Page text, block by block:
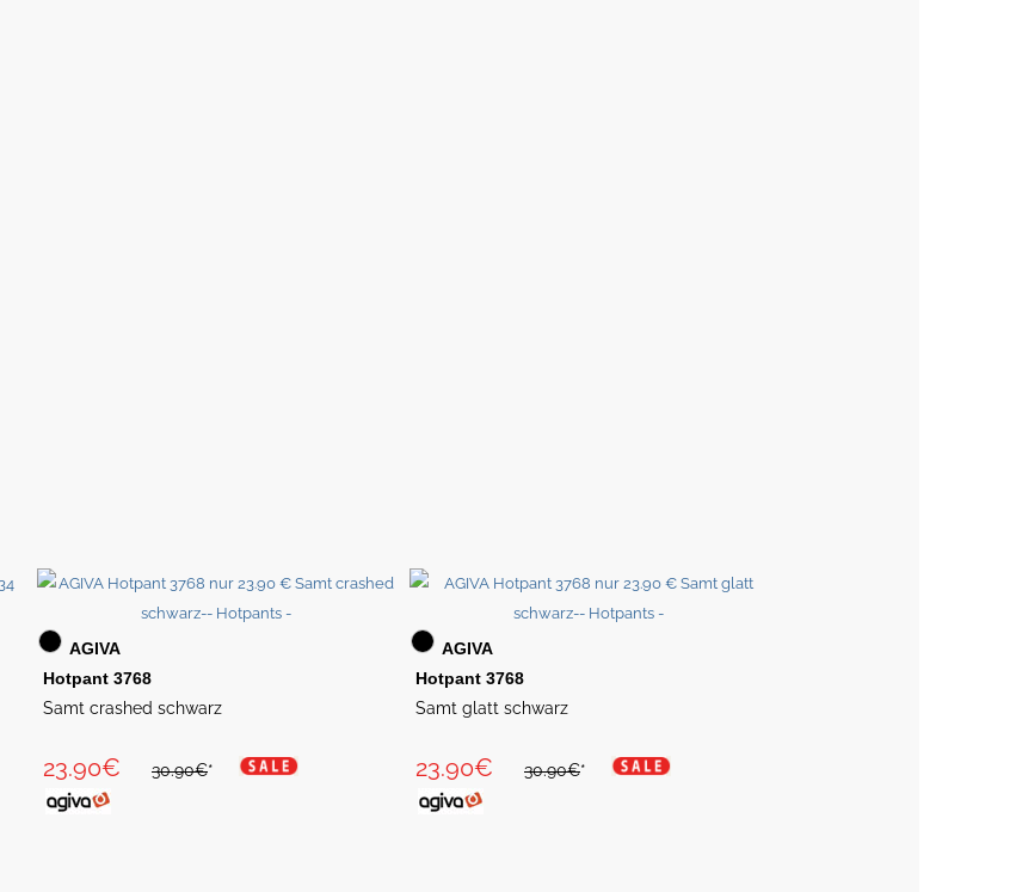
AGIVA
Hotpant 3768
Samt crashed schwarz
23.90€ 30.90€*
AGIVA
Hotpant 3768
Samt glatt schwarz
23.90€ 30.90€*